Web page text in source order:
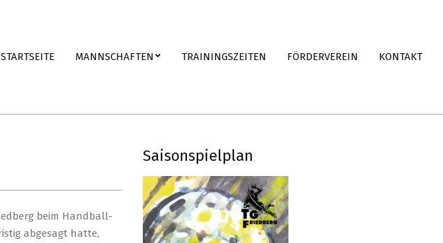
STARTSEITE MANNSCHAFTEN TRAININGSZEITEN FÖRDERVEREIN KONTAKT
beim Handball-
abgesagt hatte,
Saisonspielplan